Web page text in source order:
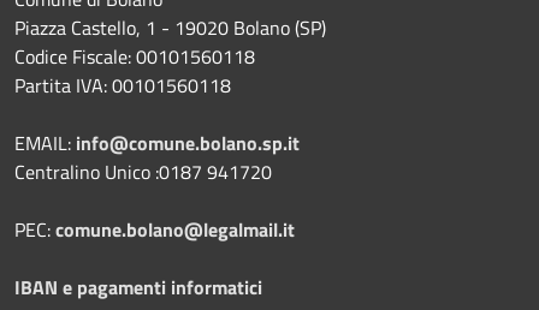
Piazza Castello, 1 - 19020 Bolano (SP)
Codice Fiscale: 00101560118
Partita IVA: 00101560118
EMAIL: info@comune.bolano.sp.it
Centralino Unico :0187 941720
PEC:comune.bolano@legalmail.it
IBAN e pagamenti informatici